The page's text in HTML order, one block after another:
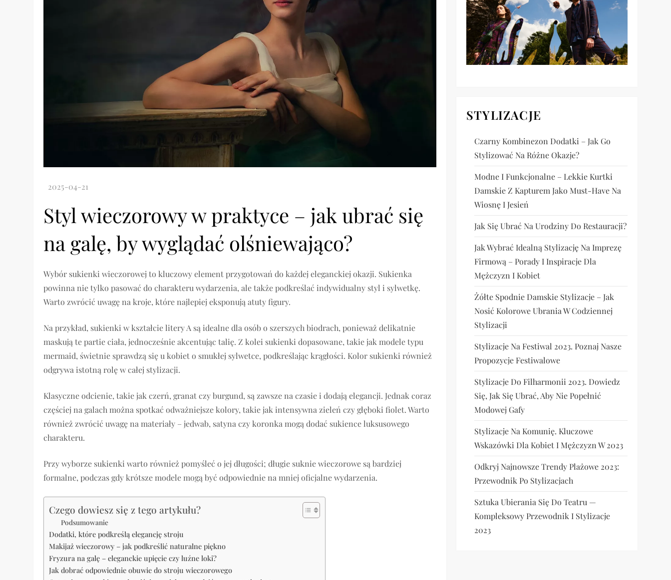
Styl wieczorowy w praktyce – jak ubrać się
na galę, by wyglądać olśniewająco?
Wybór sukienki wieczorowej to kluczowy element przygotowań do każdej eleganckiej okazji. Sukienka
powinna nie tylko pasować do charakteru wydarzenia, ale także podkreślać indywidualny styl i sylwetkę.
Warto zwrócić uwagę na kroje, które najlepiej eksponują atuty figury.
Na przykład, sukienki w kształcie litery A są idealne dla osób o szerszych biodrach, ponieważ delikatnie
maskują te partie ciała, jednocześnie akcentując talię. Z kolei sukienki dopasowane, takie jak modele typu
mermaid, świetnie sprawdzą się u kobiet o smukłej sylwetce, podkreślając krągłości. Kolor sukienki również
odgrywa istotną rolę w całej stylizacji.
Klasyczne odcienie, takie jak czerń, granat czy burgund, są zawsze na czasie i dodają elegancji. Jednak coraz
częściej na galach można spotkać odważniejsze kolory, takie jak intensywna zieleń czy głęboki fiolet. Warto
również zwrócić uwagę na materiały – jedwab, satyna czy koronka mogą dodać sukience luksusowego
charakteru.
Przy wyborze sukienki warto również pomyśleć o jej długości; długie suknie wieczorowe są bardziej
formalne, podczas gdy krótsze modele mogą być odpowiednie na mniej oficjalne wydarzenia.
Czego dowiesz się z tego artykułu?
Podsumowanie
Dodatki, które podkreślą elegancję stroju
Makijaż wieczorowy – jak podkreślić naturalne piękno
Fryzura na galę – eleganckie upięcie czy luźne loki?
Jak dobrać odpowiednie obuwie do stroju wieczorowego
STYLIZACJE
Czarny Kombinezon Dodatki – Jak Go
Stylizować Na Różne Okazje?
Modne I Funkcjonalne – Lekkie Kurtki
Damskie Z Kapturem Jako Must-Have Na
Wiosnę I Jesień
Jak Się Ubrać Na Urodziny Do Restauracji?
Jak Wybrać Idealną Stylizację Na Imprezę
Firmową – Porady I Inspiracje Dla
Mężczyzn I Kobiet
Żółte Spodnie Damskie Stylizacje – Jak
Nosić Kolorowe Ubrania W Codziennej
Stylizacji
Stylizacje Na Festiwal 2023. Poznaj Nasze
Propozycje Festiwalowe
Stylizacje Do Filharmonii 2023. Dowiedz
Się, Jak Się Ubrać, Aby Nie Popełnić
Modowej Gafy
Stylizacje Na Komunię. Kluczowe
Wskazówki Dla Kobiet I Mężczyzn W 2023
Odkryj Najnowsze Trendy Plażowe 2023:
Przewodnik Po Stylizacjach
Sztuka Ubierania Się Do Teatru —
Kompleksowy Przewodnik I Stylizacje
2023